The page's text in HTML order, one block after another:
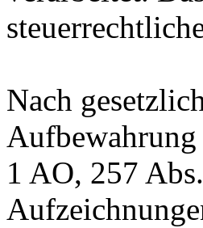
Nach
Aufbewahrung
1 AO, 257